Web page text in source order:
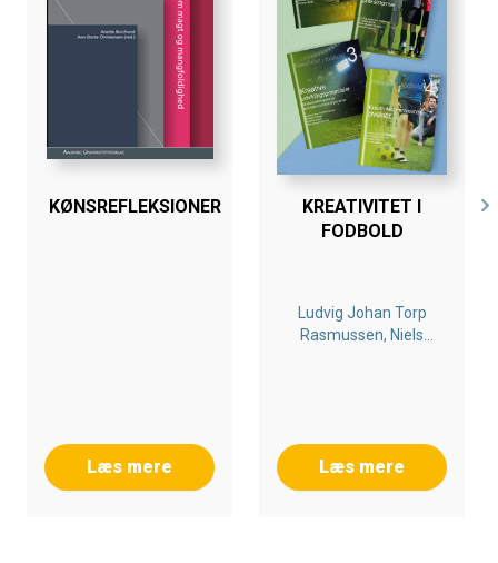
KØNSREFLEKSIONER
Læs mere
KREATIVITET I
FODBOLD
Ludvig Johan Torp
Rasmussen, Niels
Læs mere